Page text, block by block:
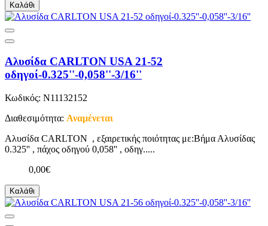
Καλάθι
Αλυσίδα CARLTON USA 21-52
οδηγοί-0.325''-0,058''-3/16''
Κωδικός: N11132152
Διαθεσιμότητα: Αναμένεται
Αλυσίδα CARLTON , εξαιρετικής ποιότητας με:Βήμα Αλυσίδας
0.325'' , πάχος οδηγού 0,058'' , οδηγ.....
0,00€
Καλάθι